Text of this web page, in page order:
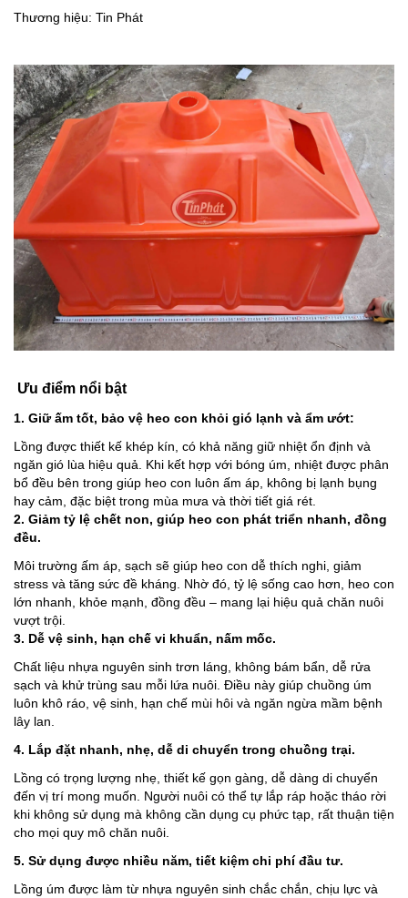
Thương hiệu: Tin Phát
Ưu điểm nổi bật
1. Giữ ấm tốt, bảo vệ heo con khỏi gió lạnh và ẩm ướt:
Lồng được thiết kế khép kín, có khả năng giữ nhiệt ổn định và
ngăn gió lùa hiệu quả. Khi kết hợp với bóng úm, nhiệt được phân
bổ đều bên trong giúp heo con luôn ấm áp, không bị lạnh bụng
hay cảm, đặc biệt trong mùa mưa và thời tiết giá rét.
2. Giảm tỷ lệ chết non, giúp heo con phát triển nhanh, đồng
đều.
Môi trường ấm áp, sạch sẽ giúp heo con dễ thích nghi, giảm
stress và tăng sức đề kháng. Nhờ đó, tỷ lệ sống cao hơn, heo con
lớn nhanh, khỏe mạnh, đồng đều – mang lại hiệu quả chăn nuôi
vượt trội.
3. Dễ vệ sinh, hạn chế vi khuẩn, nấm mốc.
Chất liệu nhựa nguyên sinh trơn láng, không bám bẩn, dễ rửa
sạch và khử trùng sau mỗi lứa nuôi. Điều này giúp chuồng úm
luôn khô ráo, vệ sinh, hạn chế mùi hôi và ngăn ngừa mầm bệnh
lây lan.
4. Lắp đặt nhanh, nhẹ, dễ di chuyển trong chuồng trại.
Lồng có trọng lượng nhẹ, thiết kế gọn gàng, dễ dàng di chuyển
đến vị trí mong muốn. Người nuôi có thể tự lắp ráp hoặc tháo rời
khi không sử dụng mà không cần dụng cụ phức tạp, rất thuận tiện
cho mọi quy mô chăn nuôi.
5. Sử dụng được nhiều năm, tiết kiệm chi phí đầu tư.
Lồng úm được làm từ nhựa nguyên sinh chắc chắn, chịu lực và